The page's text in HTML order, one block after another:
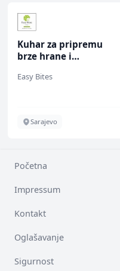
Kuhar za pripremu
brze hrane i
ž)
Easy Bites
Sarajevo
Početna
Impressum
Kontakt
Oglašavanje
Sigurnost